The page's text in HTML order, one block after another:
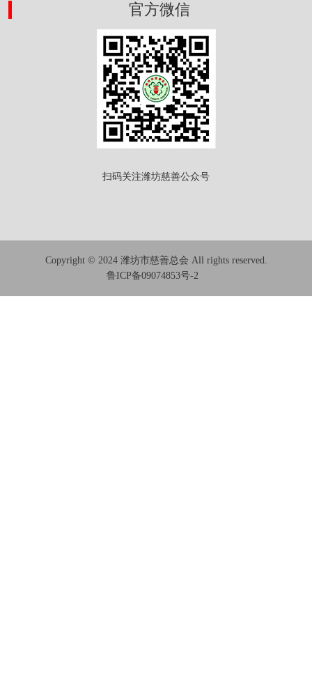
官方微信
扫码关注潍坊慈善公众号
Copyright © 2024 潍坊市慈善总会 All rights reserved.
鲁ICP备09074853号-2